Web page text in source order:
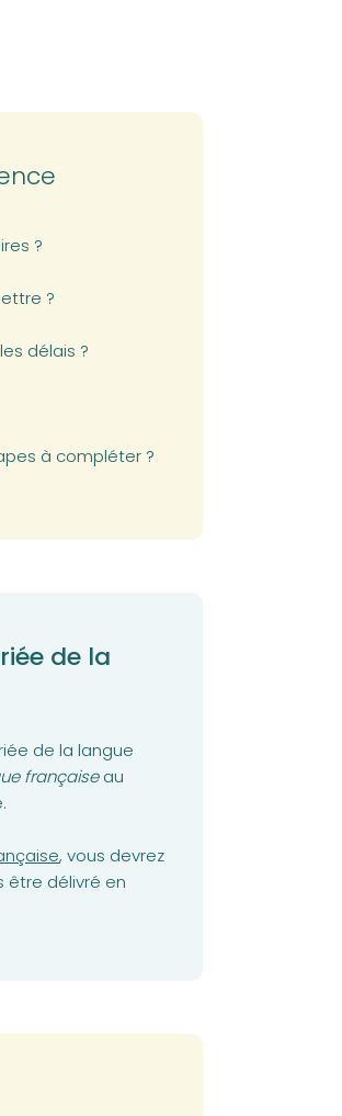
?
?
délais ?
à compléter ?
de la
de la langue
françaiseau
, vous devrez
être délivré en